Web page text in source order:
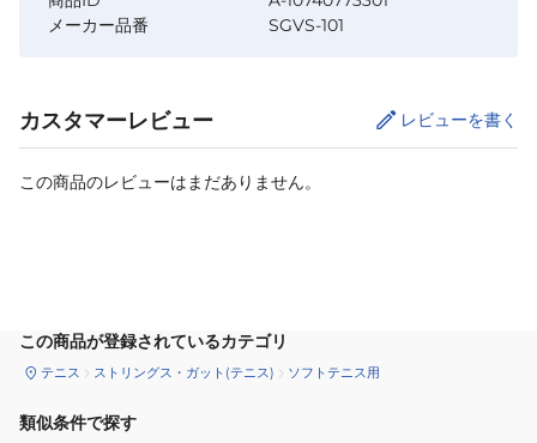
メーカー品番
SGVS-101
カスタマーレビュー レビューを書く
この商品のレビューはまだありません。
この商品が登録されているカテゴリ
テニス ストリングス・ガット(テニス) ソフトテニス用
類似条件で探す